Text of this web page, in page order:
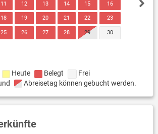
11 12 13 14 15 16
18 19 20 21 22 23
25 26 27 28 29 30
Heute Belegt
Frei
Abreisetag können gebucht werden.